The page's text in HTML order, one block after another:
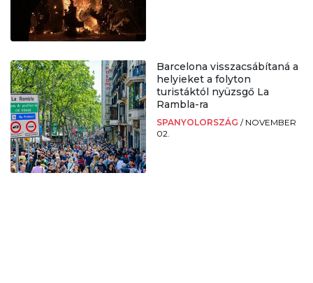
Barcelona visszacsábítaná a
helyieket a folyton
turistáktól nyüzsgő La
Rambla-ra
SPANYOLORSZÁG / NOVEMBER
02.